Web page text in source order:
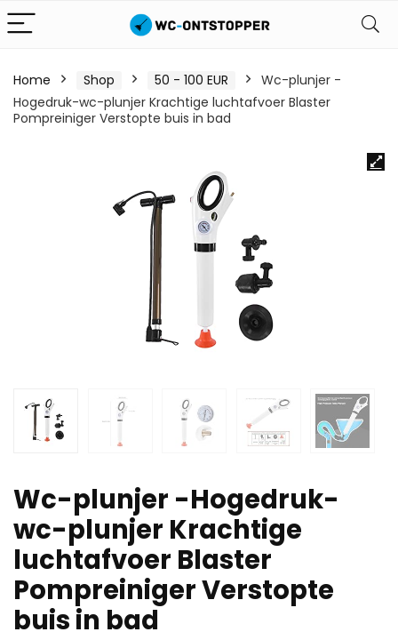
Home Shop 50 - 100 EUR
Wc-plunjer -
Hogedruk-wc-plunjer Krachtige luchtafvoer Blaster
Pompreiniger Verstopte buis in bad
Wc-plunjer -Hogedruk-
wc-plunjer Krachtige
luchtafvoer Blaster
Pompreiniger Verstopte
buis in bad